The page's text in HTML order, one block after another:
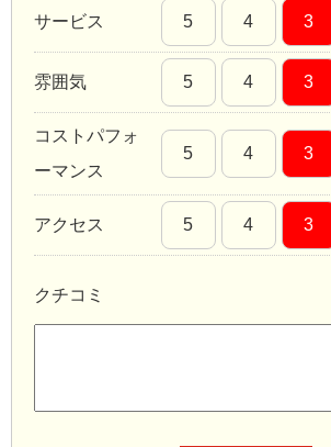
サービス 5 4 3
雰囲気 5 4 3
コストパフォ
ーマンス
5 4 3
アクセス 5 4 3
クチコミ